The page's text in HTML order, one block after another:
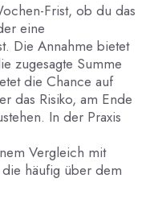
Frist, ob du das
eine
Die Annahme bietet
zugesagte Summe
die Chance auf
das Risiko, am Ende
In der Praxis
Vergleich mit
häufig über dem